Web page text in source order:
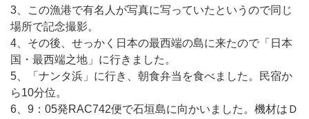
3、この漁港で有名人が写真に写っていたというので同じ
場所で記念撮影。
4、その後、せっかく日本の最西端の島に来たので「日本
国・最西端之地」に行きました。
5、「ナンタ浜」に行き、朝食弁当を食べました。民宿か
ら10分位。
6、9：05発RAC742便で石垣島に向かいました。機材はＤ